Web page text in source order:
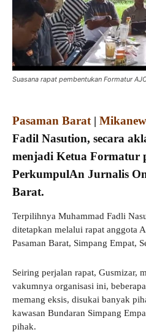
Suasana rapat pembentukan Formatur
Pasaman Barat |
Fadil Nasution, secara
menjadi Ketua Formatur
PerkumpulAn Jurnalis
Barat.
Terpilihnya Muhammad Fadli
ditetapkan melalui rapat anggota
Pasaman Barat, Simpang Empat,
Seiring perjalan rapat, Gusmizar,
vakumnya organisasi ini,
memang eksis, disukai banyak
kawasan Bundaran Simpang
pihak.